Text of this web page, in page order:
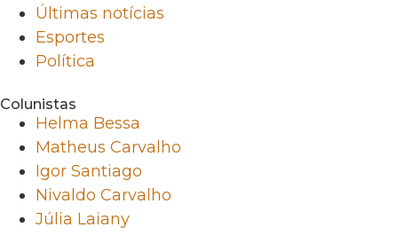
Últimas notícias
Esportes
Política
Colunistas
Helma Bessa
Matheus Carvalho
Igor Santiago
Nivaldo Carvalho
Júlia Laiany